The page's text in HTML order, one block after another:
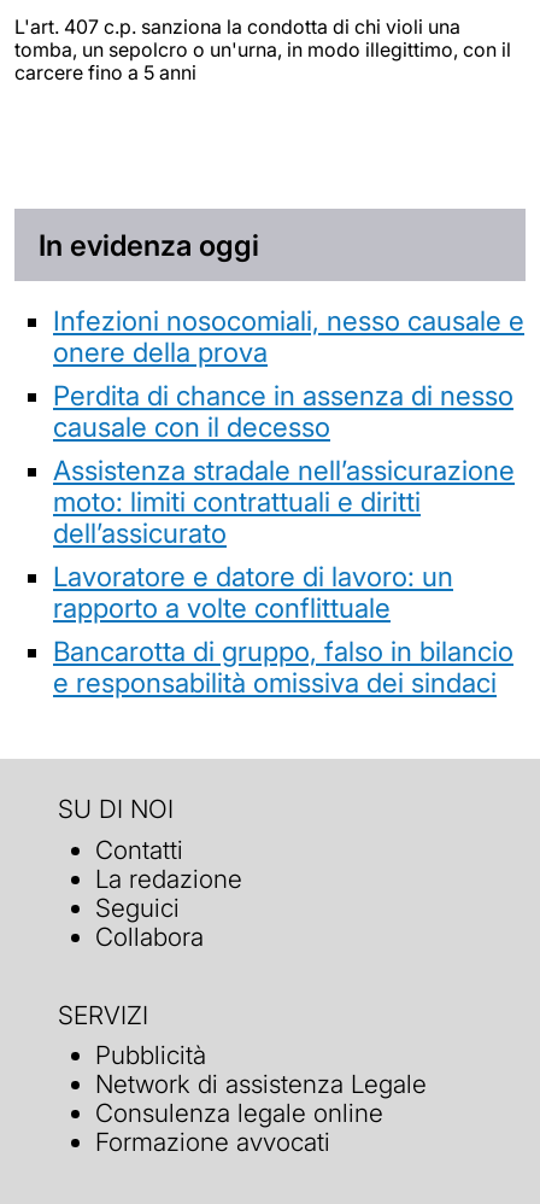
L'art. 407 c.p. sanziona la condotta di chi violi una
tomba, un sepolcro o un'urna, in modo illegittimo, con il
carcere fino a 5 anni
In evidenza oggi
Infezioni nosocomiali, nesso causale e
onere della prova
Perdita di chance in assenza di nesso
causale con il decesso
Assistenza stradale nell’assicurazione
moto: limiti contrattuali e diritti
dell’assicurato
Lavoratore e datore di lavoro: un
rapporto a volte conflittuale
Bancarotta di gruppo, falso in bilancio
e responsabilità omissiva dei sindaci
SU DI NOI
Contatti
La redazione
Seguici
Collabora
SERVIZI
Pubblicità
Network di assistenza Legale
Consulenza legale online
Formazione avvocati